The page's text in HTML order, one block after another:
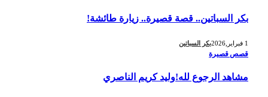
بكر السباتين.. قصة قصيرة.. زيارة طائشة!
بكر السباتين
قصص قصيرة
مشاهد الرجوع لله!وليد كريم الناصري